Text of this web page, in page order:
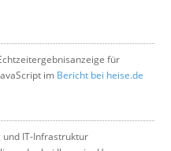
für
im Bericht bei heise.de
IT-Infrastruktur